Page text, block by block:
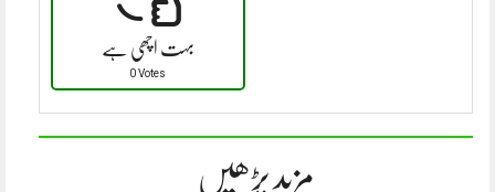
بہت اچھی ہے
0 Votes
مزید پڑھیں